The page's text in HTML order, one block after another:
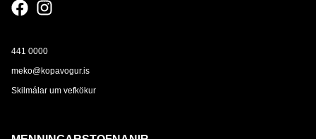
441 0000
meko@kopavogur.is
Skilmálar um vefkökur